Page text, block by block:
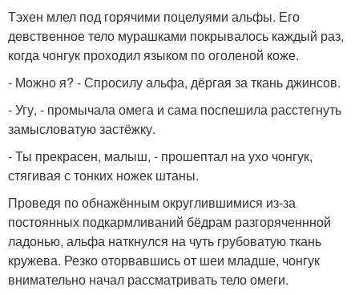
Тэхен млел под горячими поцелуями альфы. Его
девственное тело мурашками покрывалось каждый раз,
когда чонгук проходил языком по оголеной коже.
- Можно я? - Спросилу альфа, дёргая за ткань джинсов.
- Угу, - промычала омега и сама поспешила расстегнуть
замысловатую застёжку.
- Ты прекрасен, малыш, - прошептал на ухо чонгук,
стягивая с тонких ножек штаны.
Проведя по обнажённым округлившимися из-за
постоянных подкармливаний бёдрам разгоряченнной
ладонью, альфа наткнулся на чуть грубоватую ткань
кружева. Резко оторвавшись от шеи младше, чонгук
внимательно начал рассматривать тело омеги.